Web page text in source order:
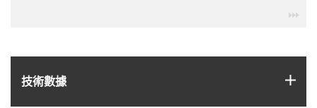
技術數據